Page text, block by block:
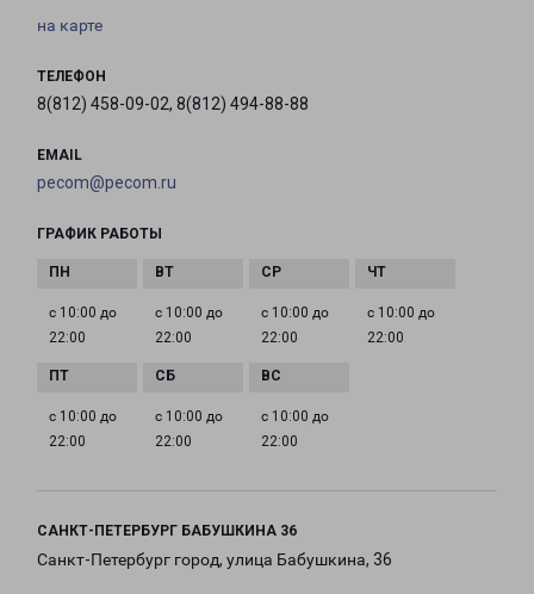
на карте
ТЕЛЕФОН
8(812) 458-09-02, 8(812) 494-88-88
EMAIL
pecom@pecom.ru
ГРАФИК РАБОТЫ
с 10:00 до
22:00
с 10:00 до
22:00
с 10:00 до
22:00
с 10:00 до
22:00
с 10:00 до
22:00
с 10:00 до
22:00
с 10:00 до
22:00
САНКТ-ПЕТЕРБУРГ БАБУШКИНА 36
Санкт-Петербург город, улица Бабушкина, 36